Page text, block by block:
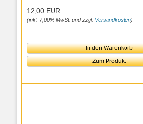
12,00 EUR
(inkl. 7,00% MwSt. und zzgl. Versandkosten)
In den Warenkorb
Zum Produkt